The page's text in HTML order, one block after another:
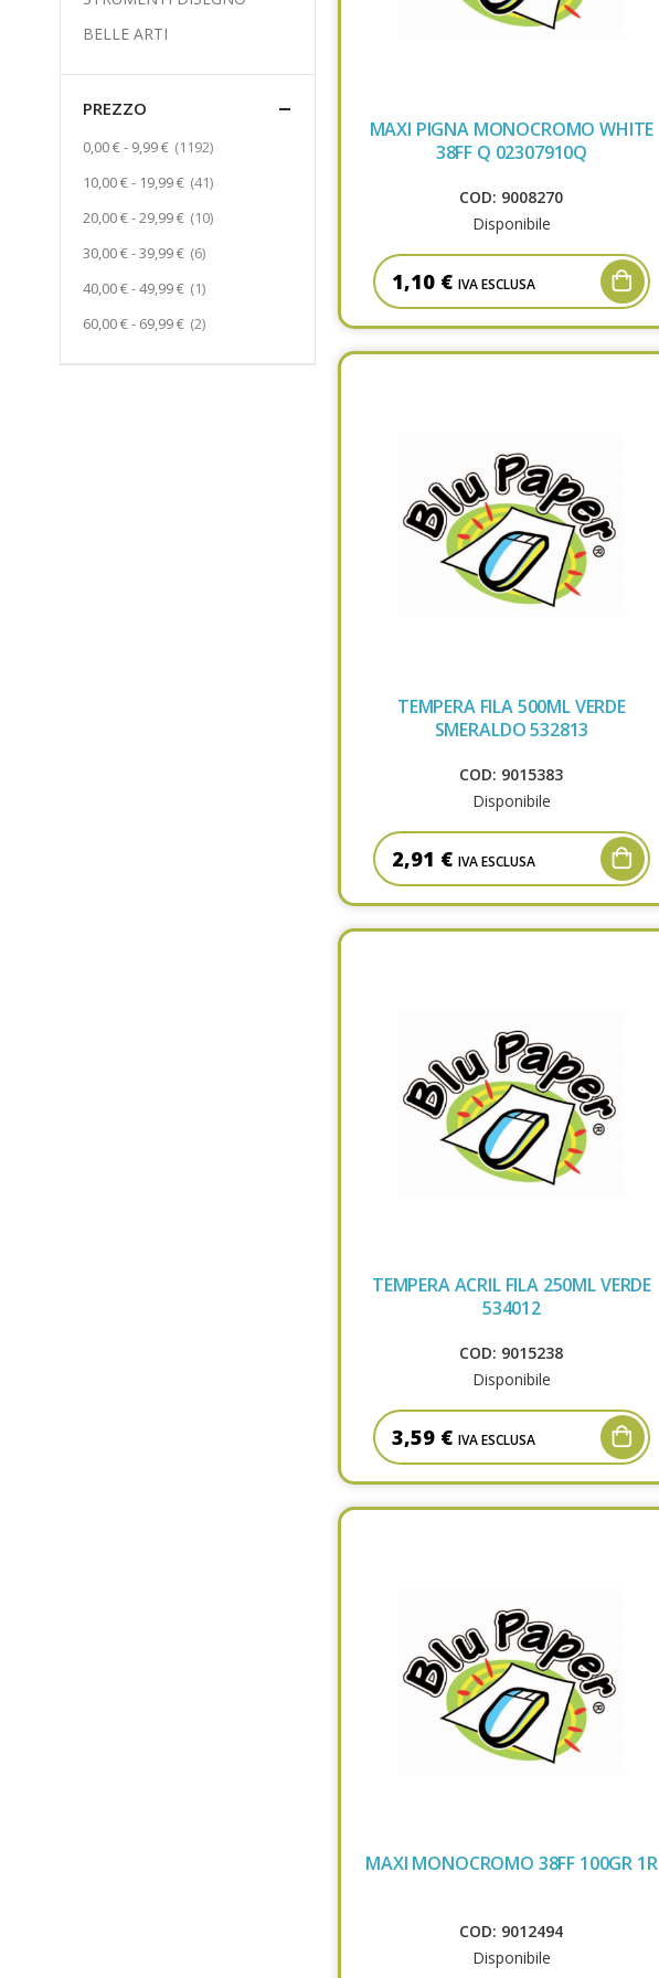
MAXI PIGNA MONOCROMO WHITE
38FF Q 02307910Q
COD: 9008270
Disponibile
1,10 € IVA ESCLUSA
TEMPERA FILA 500ML VERDE
SMERALDO 532813
COD: 9015383
Disponibile
2,91 € IVA ESCLUSA
TEMPERA ACRIL FILA 250ML VERDE
534012
COD: 9015238
Disponibile
3,59 € IVA ESCLUSA
MAXI MONOCROMO 38FF 100GR 1R
COD: 9012494
Disponibile
BELLE ARTI
PREZZO
0,00 €- 9,99 € 1192Prodotto
10,00 €- 19,99 € 41Prodotto
20,00 €-29,99 € 10Prodotto
30,00 €-39,99 € 6Prodotto
40,00 €-49,99 € 1Prodotto
60,00 €- 69,99 € 2Prodotto